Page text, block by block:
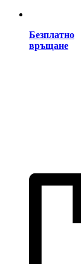
Безплатно
връщане